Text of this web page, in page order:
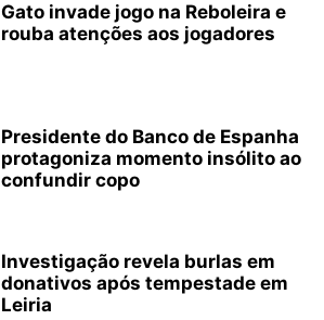
Gato invade jogo na Reboleira e
rouba atenções aos jogadores
Presidente do Banco de Espanha
protagoniza momento insólito ao
confundir copo
Investigação revela burlas em
donativos após tempestade em
Leiria